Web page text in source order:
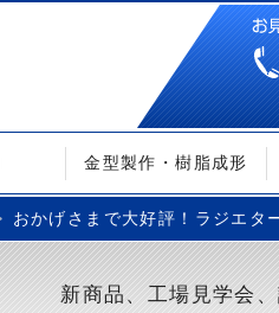
金型製作・樹脂成形
おかげさまで大好評！ラジエ
新商品、工場見学会